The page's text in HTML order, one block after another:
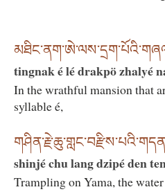
tingnak é lé drakpö zhalyé
In the wrathful mansion that
syllable é,
shinjé chu lang dzipé den
Trampling on Yama, the